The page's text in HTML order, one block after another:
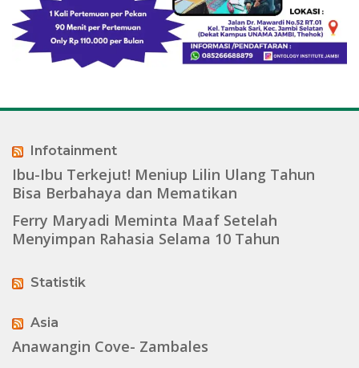
Infotainment
Ibu-Ibu Terkejut! Meniup Lilin Ulang Tahun
Bisa Berbahaya dan Mematikan
Ferry Maryadi Meminta Maaf Setelah
Menyimpan Rahasia Selama 10 Tahun
Statistik
Asia
Anawangin Cove- Zambales